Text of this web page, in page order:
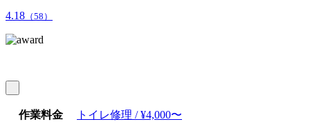
4.18 （58）
作業料金 トイレ修理 / ¥4,000〜